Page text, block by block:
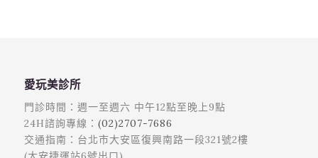
愛玩美診所
門診時間：週一至週六 中午12點至晚上9點
24H諮詢專線： (02)2707-7686
交通指南：台北市大安區復興南路一段321號2樓